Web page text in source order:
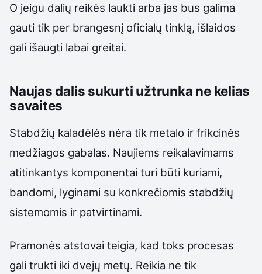
O jeigu dalių reikės laukti arba jas bus galima
gauti tik per brangesnį oficialų tinklą, išlaidos
gali išaugti labai greitai.
Naujas dalis sukurti užtrunka ne kelias
savaites
Stabdžių kaladėlės nėra tik metalo ir frikcinės
medžiagos gabalas. Naujiems reikalavimams
atitinkantys komponentai turi būti kuriami,
bandomi, lyginami su konkrečiomis stabdžių
sistemomis ir patvirtinami.
Pramonės atstovai teigia, kad toks procesas
gali trukti iki dvejų metų. Reikia ne tik